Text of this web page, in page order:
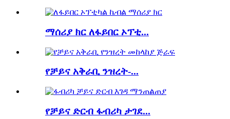
ማሰሪያ ክር ለፋይበር ኦፕቲ...
የቻይና አቅራቢ ንዝረት-...
የቻይና ድርብ ፋብሪካ ታገደ...